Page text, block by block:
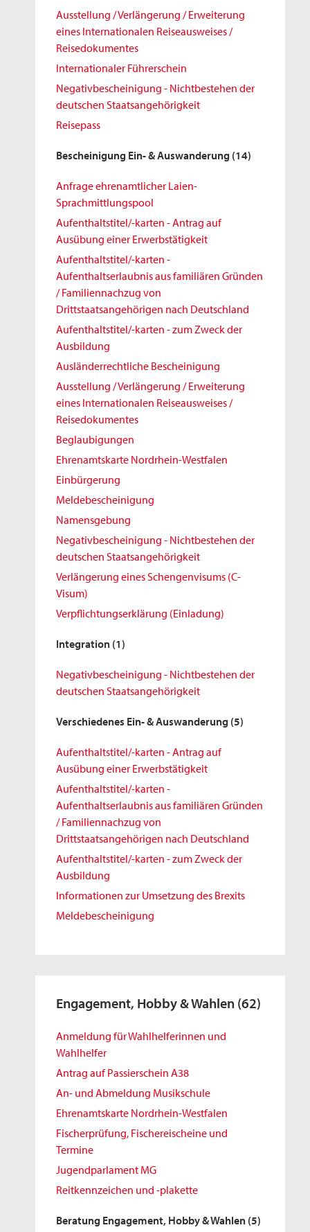
Ausstellung / Verlängerung / Erweiterung
eines Internationalen Reiseausweises /
Reisedokumentes
Internationaler Führerschein
Negativbescheinigung - Nichtbestehen der
deutschen Staatsangehörigkeit
Reisepass
Bescheinigung Ein- & Auswanderung (14)
Anfrage ehrenamtlicher Laien-
Sprachmittlungspool
Aufenthaltstitel/-karten - Antrag auf
Ausübung einer Erwerbstätigkeit
Aufenthaltstitel/-karten -
Aufenthaltserlaubnis aus familiären Gründen
/ Familiennachzug von
Drittstaatsangehörigen nach Deutschland
Aufenthaltstitel/-karten - zum Zweck der
Ausbildung
Ausländerrechtliche Bescheinigung
Ausstellung / Verlängerung / Erweiterung
eines Internationalen Reiseausweises /
Reisedokumentes
Beglaubigungen
Ehrenamtskarte Nordrhein-Westfalen
Einbürgerung
Meldebescheinigung
Namensgebung
Negativbescheinigung - Nichtbestehen der
deutschen Staatsangehörigkeit
Verlängerung eines Schengenvisums (C-
Visum)
Verpflichtungserklärung (Einladung)
Integration (1)
Negativbescheinigung - Nichtbestehen der
deutschen Staatsangehörigkeit
Verschiedenes Ein- & Auswanderung (5)
Aufenthaltstitel/-karten - Antrag auf
Ausübung einer Erwerbstätigkeit
Aufenthaltstitel/-karten -
Aufenthaltserlaubnis aus familiären Gründen
/ Familiennachzug von
Drittstaatsangehörigen nach Deutschland
Aufenthaltstitel/-karten - zum Zweck der
Ausbildung
Informationen zur Umsetzung des Brexits
Meldebescheinigung
Engagement, Hobby & Wahlen (62)
Anmeldung für Wahlhelferinnen und
Wahlhelfer
Antrag auf Passierschein A38
An- und Abmeldung Musikschule
Ehrenamtskarte Nordrhein-Westfalen
Fischerprüfung, Fischereischeine und
Termine
Jugendparlament MG
Reitkennzeichen und -plakette
Beratung Engagement, Hobby & Wahlen (5)